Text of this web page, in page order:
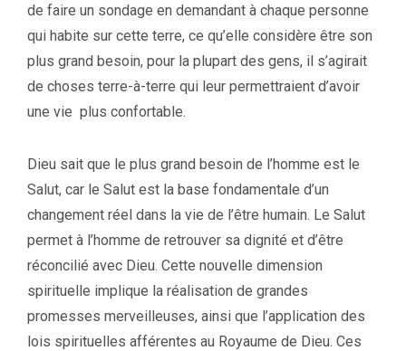
de faire un sondage en demandant à chaque personne
qui habite sur cette terre, ce qu’elle considère être son
plus grand besoin, pour la plupart des gens, il s’agirait
de choses terre-à-terre qui leur permettraient d’avoir
une vie plus confortable.
Dieu sait que le plus grand besoin de l’homme est le
Salut, car le Salut est la base fondamentale d’un
changement réel dans la vie de l’être humain. Le Salut
permet à l’homme de retrouver sa dignité et d’être
réconcilié avec Dieu. Cette nouvelle dimension
spirituelle implique la réalisation de grandes
promesses merveilleuses, ainsi que l’application des
lois spirituelles afférentes au Royaume de Dieu. Ces